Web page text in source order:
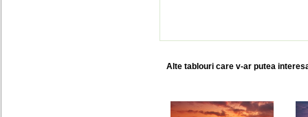
Alte tablouri care v-ar putea